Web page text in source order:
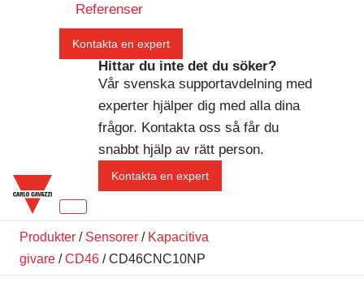
Referenser
Kontakta en expert
Hittar du inte det du söker?
Vår svenska supportavdelning med
experter hjälper dig med alla dina
frågor. Kontakta oss så får du
snabbt hjälp av rätt person.
Kontakta en expert
Produkter / Sensorer / Kapacitiva
givare /CD46 / CD46CNC10NP